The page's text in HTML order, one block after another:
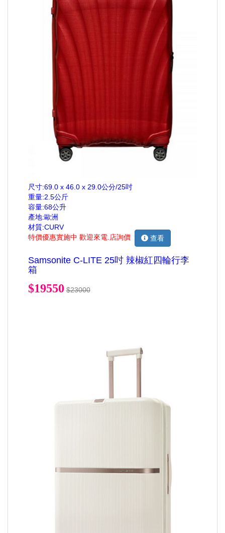
尺寸:69.0 x 46.0 x 29.0公分/25吋
重量:2.5公斤
容量:68公升
產地:歐洲
材質:CURV
特價優惠實施中 歡迎來電.店詢價
查看
Samsonite C-LITE 25吋 辣椒紅四輪行李
箱
$19550 $23000